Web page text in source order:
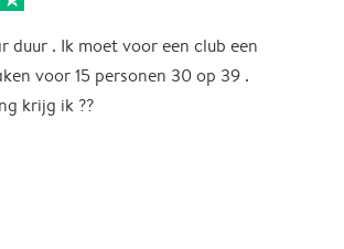
duur . Ik moet voor een club een
voor 15 personen 30 op 39 .
krijg ik ??